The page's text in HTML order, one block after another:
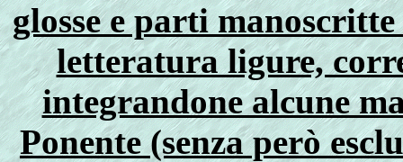
glosse e parti
letteratura ligure,
integrandone alcune
Ponente (senza però